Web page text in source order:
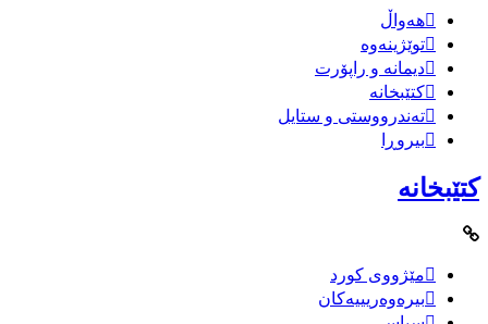
هەواڵ
توێژینەوە
دیمانە و راپۆرت
کتێبخانە
تەندرووستی و ستایل
بیروڕا
کتێبخانە
مێژووى کورد
بیرەوەریییەکان